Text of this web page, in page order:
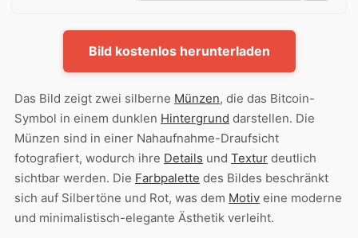
Bild kostenlos herunterladen
Das Bild zeigt zwei silberne Münzen, die das Bitcoin-
Symbol in einem dunklen Hintergrund darstellen. Die
Münzen sind in einer Nahaufnahme-Draufsicht
fotografiert, wodurch ihre Details und Textur deutlich
sichtbar werden. Die Farbpalette des Bildes beschränkt
sich auf Silbertöne und Rot, was dem Motiv eine moderne
und minimalistisch-elegante Ästhetik verleiht.